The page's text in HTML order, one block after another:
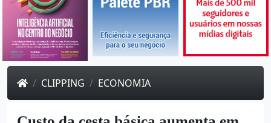
CLIPPING ECONOMIA